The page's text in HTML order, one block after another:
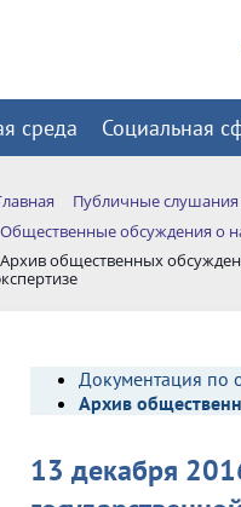
среда Социальная
Публичные
Общественные обсуждения о
Архив общественных
Документация по
Архив
13 декабря